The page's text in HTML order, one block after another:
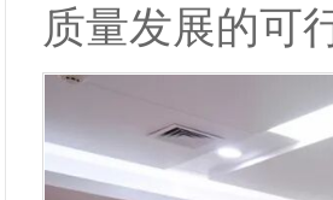
质量发展的可